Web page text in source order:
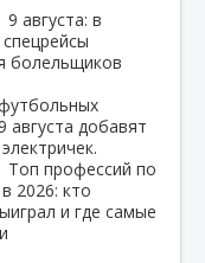
9 августа: в
болельщиков
добавят
Топ профессий по
2026: кто
и где самые